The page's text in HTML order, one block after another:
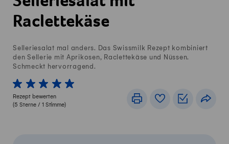
Raclettekäse
Selleriesalat mal anders. Das Swissmilk Rezept kombiniert
den Sellerie mit Aprikosen, Raclettekäse und Nüssen.
Schmeckt hervorragend.
1 von 5 Sterne
2 von 5 Sterne
3 von 5 Sterne
4 von 5 Sterne
5 von 5 Sterne
Rezept bewerten
(5 Sterne / 1 Stimme)
DruckenRezeptbuch